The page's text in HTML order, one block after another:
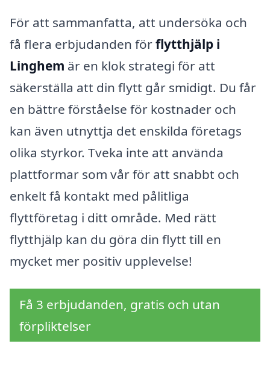
För att sammanfatta, att undersöka och
få flera erbjudanden förflytthjälp i
Linghem är en klok strategi för att
säkerställa att din flytt går smidigt. Du får
en bättre förståelse för kostnader och
kan även utnyttja det enskilda företags
olika styrkor. Tveka inte att använda
plattformar som vår för att snabbt och
enkelt få kontakt med pålitliga
flyttföretag i ditt område. Med rätt
flytthjälp kan du göra din flytt till en
mycket mer positiv upplevelse!
Få 3 erbjudanden, gratis och utan
förpliktelser